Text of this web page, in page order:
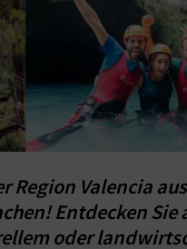
Region Valencia
Entdecken
oder